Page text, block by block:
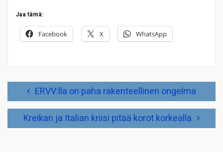
Jaa tämä:
Facebook X WhatsApp
ArtikkelienERVV:lla on paha rakenteellinen ongelma
Kreikan ja Italian kriisi pitää korot korkealla